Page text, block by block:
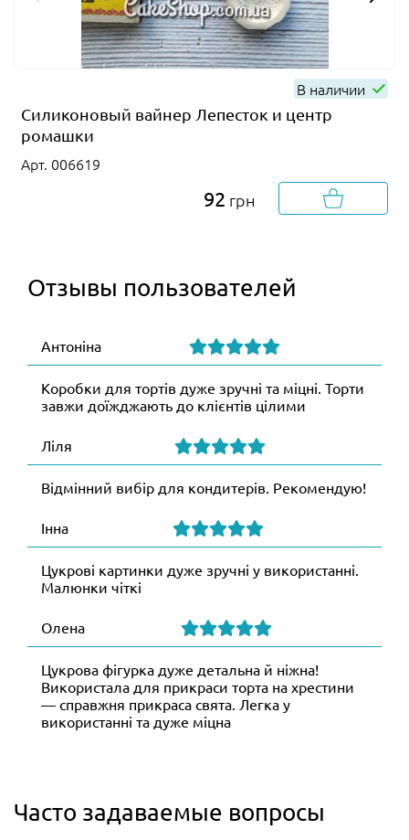
В наличии
Силиконовый вайнер Лепесток и центр
ромашки
Арт. 006619
92 грн
Отзывы пользователей
Антоніна
Коробки для тортів дуже зручні та міцні. Торти
завжи доїжджають до клієнтів цілими
Ліля
Відмінний вибір для кондитерів. Рекомендую!
Інна
Цукрові картинки дуже зручні у використанні.
Малюнки чіткі
Олена
Цукрова фігурка дуже детальна й ніжна!
Використала для прикраси торта на хрестини
— справжня прикраса свята. Легка у
використанні та дуже міцна
Часто задаваемые вопросы